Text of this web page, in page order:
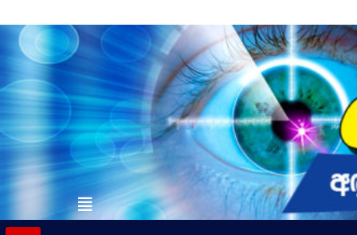
to
contentvinivida.lk